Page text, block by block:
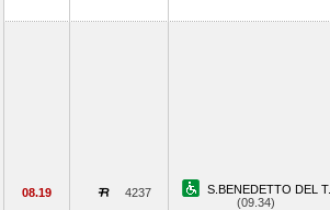
08.19 4237
S.BENEDETTO DEL T.
(09.34)